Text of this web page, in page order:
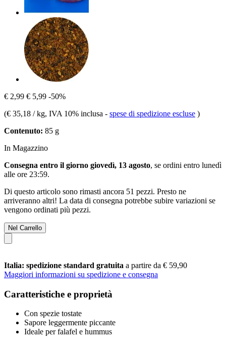
€ 2,99 € 5,99 -50%
(€ 35,18 / kg, IVA 10% inclusa - spese di spedizione escluse )
Contenuto: 85 g
In Magazzino
Consegna entro il giorno giovedì, 13 agosto, se ordini entro lunedì
alle ore 23:59.
Di questo articolo sono rimasti ancora 51 pezzi. Presto ne
arriveranno altri! La data di consegna potrebbe subire variazioni se
vengono ordinati più pezzi.
Nel Carrello
Italia: spedizione standard gratuita a partire da € 59,90
Maggiori informazioni su spedizione e consegna
Caratteristiche e proprietà
Con spezie tostate
Sapore leggermente piccante
Ideale per falafel e hummus